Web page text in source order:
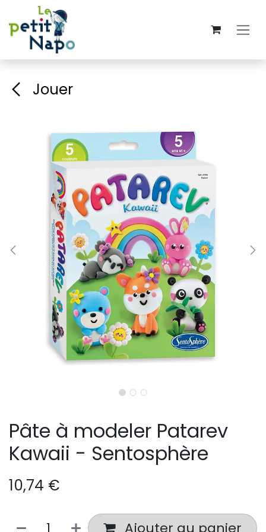
Se rendre au contenu
Jouer
Pâte à modeler Patarev
Kawaii - Sentosphère
10,74 €
Ajouter au panier